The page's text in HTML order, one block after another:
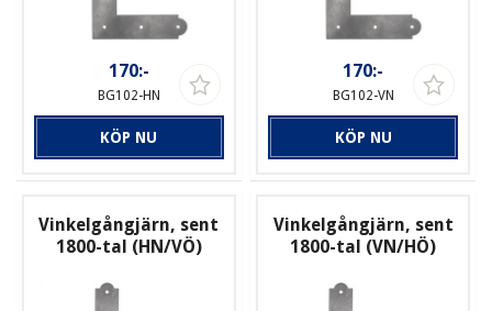
170:-
BG102-HN
KÖP NU
170:-
BG102-VN
KÖP NU
Vinkelgångjärn, sent
1800-tal (HN/VÖ)
Vinkelgångjärn, sent
1800-tal (VN/HÖ)